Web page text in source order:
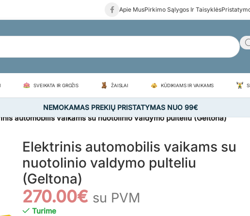
Apie MusPirkimo Sąlygos Ir Taisyklės
SVEIKATA IR GROŽIS ŽAISLAI KŪDIKIAMS IR VAIKAMS
NEMOKAMAS PREKIŲ PRISTATYMAS NUO 99€
automobilis vaikams su nuotolinio valdymo pulteliu (Geltona)
Elektrinis automobilis vaikams su
nuotolinio valdymo pulteliu
(Geltona)
270.00€ su PVM
Turime